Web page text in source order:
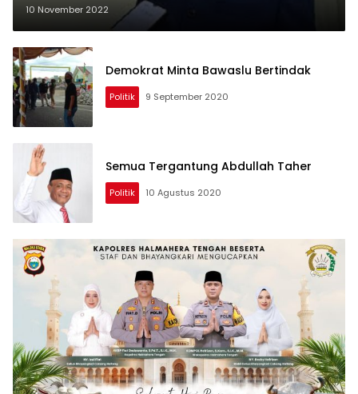
10 November 2022
Demokrat Minta Bawaslu Bertindak
Politik 9 September 2020
Semua Tergantung Abdullah Taher
Politik 10 Agustus 2020